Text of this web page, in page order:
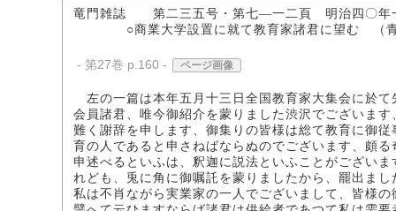
竜門雑誌 第二三五号・第七―一二頁 明治四〇年
○商業大学設置に就て教育家諸君に望む （青
- 第27巻 p.160 - ページ画像
左の一篇は本年五月十三日全国教育家大集会に於
会員諸君、唯今御紹介を蒙りました渋沢でございま
難く謝辞を申します、御集りの皆様は総て教育に御
育の人であると申さねばならぬのでございます、頗
申述べるといふは、釈迦に説法といふことがござい
れども、兎に角に御嘱託を蒙りましたから、罷出ま
私は不肖ながら実業家の一人でございまして、皆様